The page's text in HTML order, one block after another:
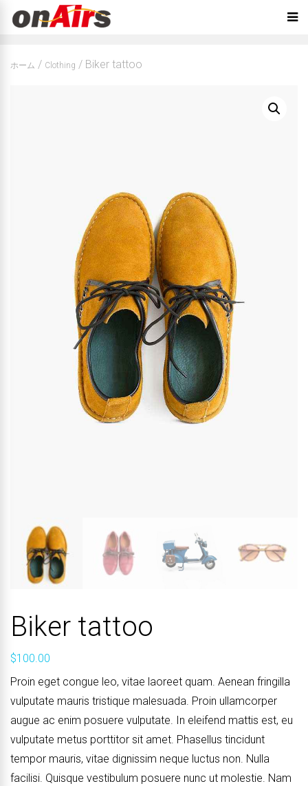
ホーム / Clothing / Biker tattoo
Biker tattoo
$100.00
Proin eget congue leo, vitae laoreet quam. Aenean fringilla
vulputate mauris tristique malesuada. Proin ullamcorper
augue ac enim posuere vulputate. In eleifend mattis est, eu
vulputate metus porttitor sit amet. Phasellus tincidunt
tempor mauris, vitae dignissim neque luctus non. Nulla
facilisi. Quisque vestibulum posuere nunc ut molestie. Nam